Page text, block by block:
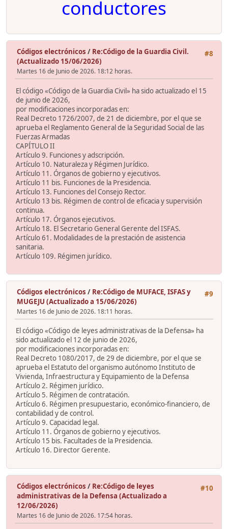
conductores
#8
Códigos electrónicos / Re:Código de la Guardia Civil.
(Actualizado 15/06/2026)
Martes 16 de Junio de 2026. 18:12 horas.
El código «Código de la Guardia Civil» ha sido actualizado el 15
de junio de 2026,
por modificaciones incorporadas en:
Real Decreto 1726/2007, de 21 de diciembre, por el que se
aprueba el Reglamento General de la Seguridad Social de las
Fuerzas Armadas
CAPÍTULO II
Artículo 9. Funciones y adscripción.
Artículo 10. Naturaleza y Régimen Jurídico.
Artículo 11. Órganos de gobierno y ejecutivos.
Artículo 11 bis. Funciones de la Presidencia.
Artículo 13. Funciones del Consejo Rector.
Artículo 13 bis. Régimen de control de eficacia y supervisión
continua.
Artículo 17. Órganos ejecutivos.
Artículo 18. El Secretario General Gerente del ISFAS.
Artículo 61. Modalidades de la prestación de asistencia
sanitaria.
Artículo 109. Régimen jurídico.
#9
Códigos electrónicos / Re:Código de MUFACE, ISFAS y
MUGEJU (Actualizado a 15/06/2026)
Martes 16 de Junio de 2026. 18:11 horas.
El código «Código de leyes administrativas de la Defensa» ha
sido actualizado el 12 de junio de 2026,
por modificaciones incorporadas en:
Real Decreto 1080/2017, de 29 de diciembre, por el que se
aprueba el Estatuto del organismo autónomo Instituto de
Vivienda, Infraestructura y Equipamiento de la Defensa
Artículo 2. Régimen jurídico.
Artículo 5. Régimen de contratación.
Artículo 6. Régimen presupuestario, económico-financiero, de
contabilidad y de control.
Artículo 9. Capacidad legal.
Artículo 11. Órganos de gobierno y ejecutivos.
Artículo 15 bis. Facultades de la Presidencia.
Artículo 16. Director Gerente.
#10
Códigos electrónicos / Re:Código de leyes
administrativas de la Defensa (Actualizado a
12/06/2026)
Martes 16 de Junio de 2026. 17:54 horas.